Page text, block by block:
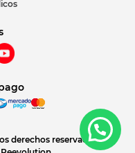
derechos reservados